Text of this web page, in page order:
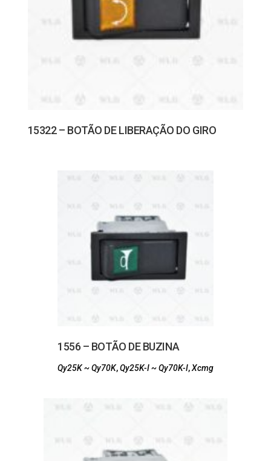
15322 – BOTÃO DE LIBERAÇÃO DO GIRO
1556 – BOTÃO DE BUZINA
Qy25K ~ Qy70K,Qy25K-I ~ Qy70K-I,Xcmg